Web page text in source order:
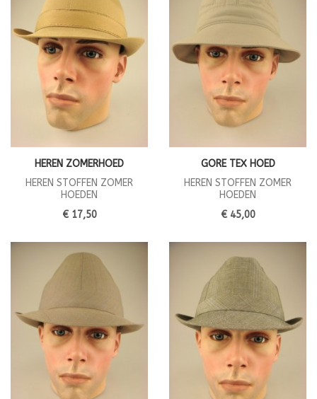
HEREN ZOMERHOED
HEREN STOFFEN ZOMER
HOEDEN
€ 17,50
GORE TEX HOED
HEREN STOFFEN ZOMER
HOEDEN
€ 45,00